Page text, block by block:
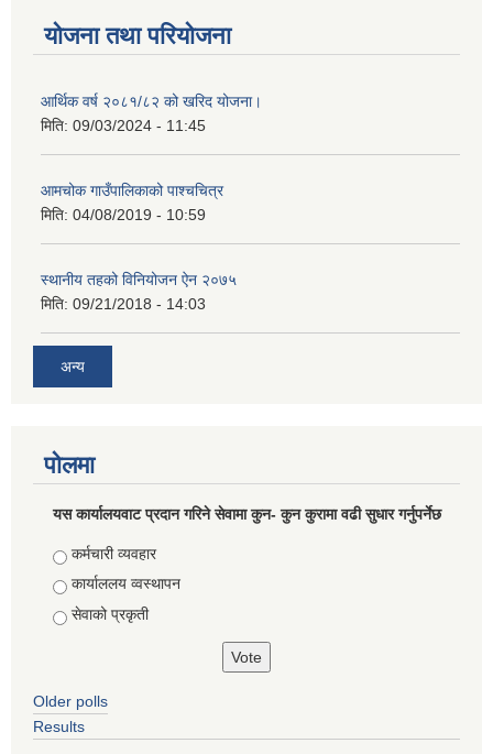
योजना तथा परियोजना
आर्थिक वर्ष २०८१/८२ को खरिद योजना।
मिति: 09/03/2024 - 11:45
आमचोक गाउँपालिकाको पाश्चचित्र
मिति: 04/08/2019 - 10:59
स्थानीय तहको विनियोजन ऐन २०७५
मिति: 09/21/2018 - 14:03
अन्य
पोलमा
यस कार्यालयवाट प्रदान गरिने सेवामा कुन- कुन कुरामा वढी सुधार गर्नुपर्नेछ
Choices
कर्मचारी व्यवहार
कार्याललय व्वस्थापन
सेवाको प्रकृती
Older polls
Results